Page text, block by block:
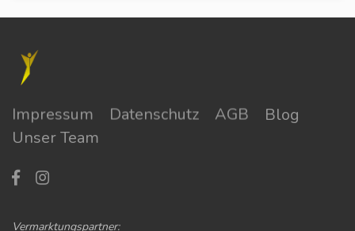
Impressum Datenschutz AGB
Blog
Unser Team
Vermarktungspartner: